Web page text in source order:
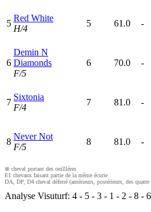
5
Red White
H/4
5 61.0 -
6
Demin N
Diamonds
F/5
6 70.0 -
7
Sixtonia
F/4
7 81.0 -
8
Never Not
F/5
8 81.0 -
⊗ cheval portant des oeilllères
E1 chevaux faisant partie de la même écurie
DA, DP, D4 cheval déferré (antérieurs, postérieurs, des
Analyse Visuturf: 4 - 5 - 3 - 1 - 2 - 8 - 6